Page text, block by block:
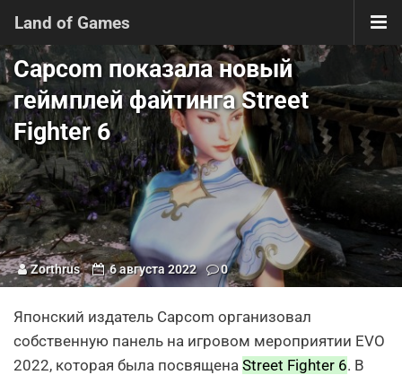
Land of Games
Capcom показала новый
геймплей файтинга Street
Fighter 6
Zorthrus 6 августа 2022 0
Японский издатель Capcom организовал
собственную панель на игровом мероприятии EVO
2022, которая была посвящена Street Fighter 6. В